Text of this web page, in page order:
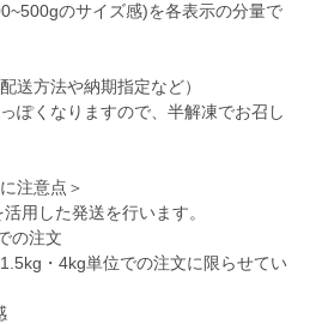
のサイズ感)を各表示の分量で
送方法や納期指定など）
ぽくなりますので、半解凍でお召し
注意点＞
用した発送を行います。
の注文
・4kg単位での注文に限らせてい